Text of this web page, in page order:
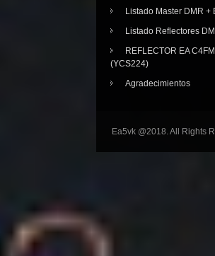
Listado Master DMR +
Listado Reflectores
REFLECTOR EA
(YCS224)
Agradecimientos
Ea5vk @2018. All Rights